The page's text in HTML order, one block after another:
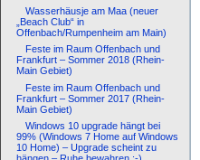
Wasserhäusje am Maa (neuer
„Beach Club“ in
Offenbach/Rumpenheim am Main)
Feste im Raum Offenbach und
Frankfurt – Sommer 2018 (Rhein-
Main Gebiet)
Feste im Raum Offenbach und
Frankfurt – Sommer 2017 (Rhein-
Main Gebiet)
Windows 10 upgrade hängt bei
99% (Windows 7 Home auf Windows
10 Home) – Upgrade scheint zu